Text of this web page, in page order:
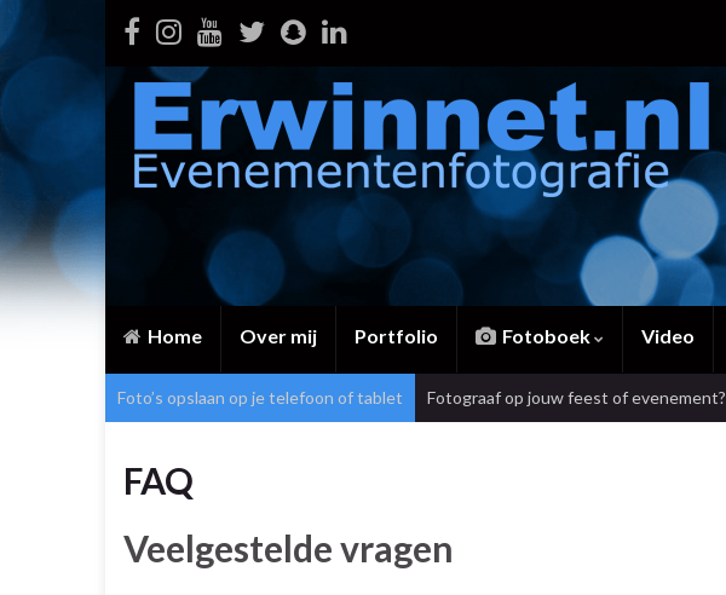
Home Over mij Portfolio Fotoboek Video
Foto’s opslaan op je telefoon of tablet Fotograaf op jouw feest of evenement?
FAQ
Veelgestelde vragen